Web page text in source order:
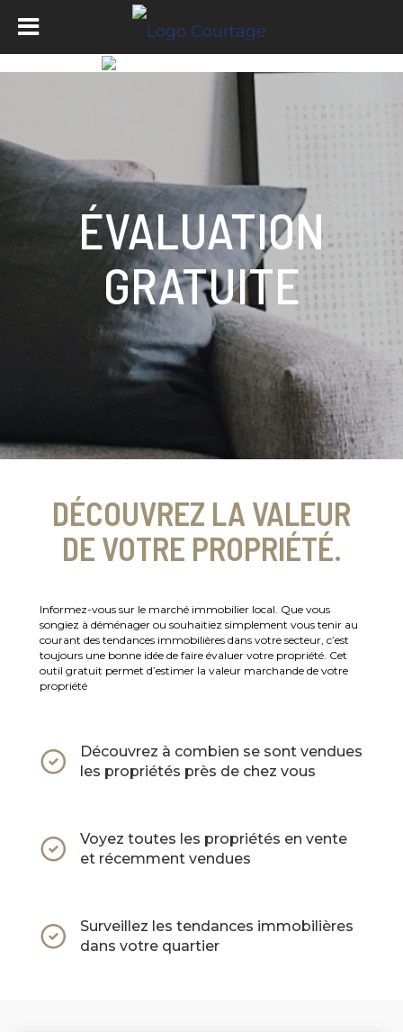
ÉVALUATION
GRATUITE
DÉCOUVREZ LA VALEUR
DE VOTRE PROPRIÉTÉ.
Informez-vous sur le marché immobilier local. Que vous
songiez à déménager ou souhaitiez simplement vous tenir au
courant des tendances immobilières dans votre secteur, c’est
toujours une bonne idée de faire évaluer votre propriété. Cet
outil gratuit permet d’estimer la valeur marchande de votre
propriété
Découvrez à combien se sont vendues
les propriétés près de chez vous
Voyez toutes les propriétés en vente
et récemment vendues
Surveillez les tendances immobilières
dans votre quartier